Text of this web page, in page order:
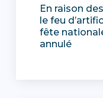
En raison
le feu
fête
annulé